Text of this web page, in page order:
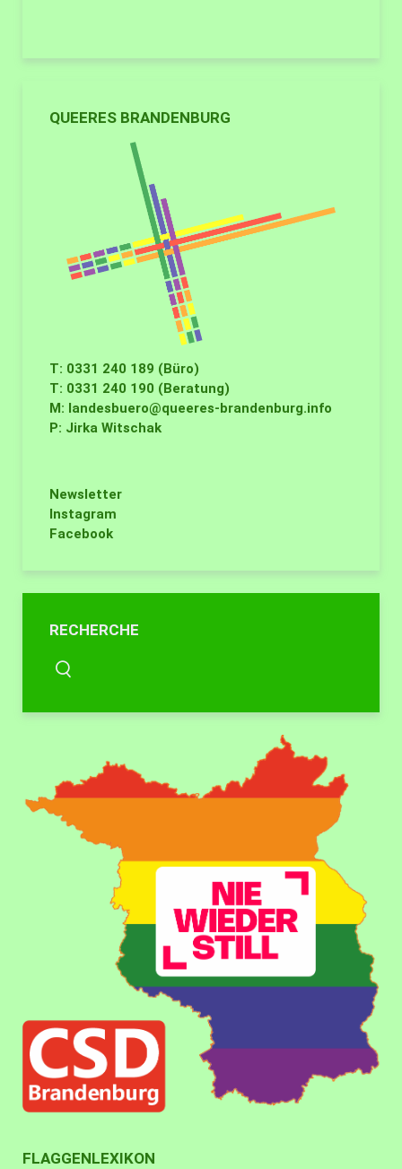
QUEERES BRANDENBURG
T: 0331 240 189 (Büro)
T: 0331 240 190 (Beratung)
M: landesbuero@queeres-brandenburg.info
P: Jirka Witschak
Newsletter
Instagram
Facebook
RECHERCHE
FLAGGENLEXIKON